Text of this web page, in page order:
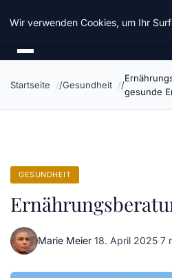
Chinavisum24
Startseite Gesundheit
gesunde
GESUNDHEIT
Marie Meier·18. April 2025·7
Wir verwenden Cookies, um Ihr